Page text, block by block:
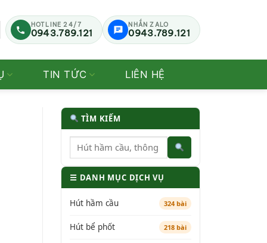
HOTLINE 24/7
0943.789.121
NHẮN ZALO
0943.789.121
TIN TỨC LIÊN HỆ
TÌM KIẾM
☰ DANH MỤC DỊCH VỤ
Hút hầm cầu 324 bài
Hút bể phốt 218 bài